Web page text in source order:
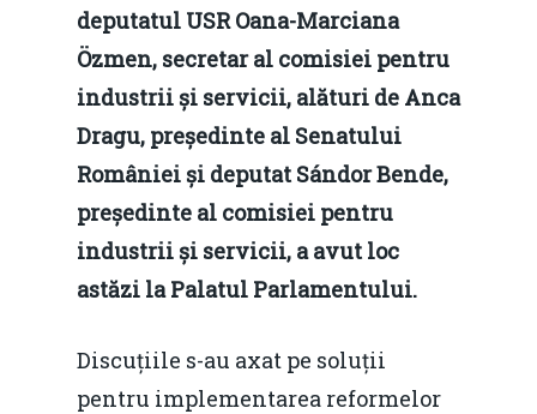
deputatul USR Oana-Marciana
Özmen, secretar al comisiei pentru
industrii și servicii, alături de Anca
Dragu, președinte al Senatului
României și deputat Sándor Bende,
președinte al comisiei pentru
industrii și servicii, a avut loc
astăzi la Palatul Parlamentului.
Discuțiile s-au axat pe soluții
pentru implementarea reformelor